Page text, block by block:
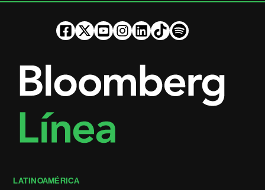
LATINOAMÉRICA